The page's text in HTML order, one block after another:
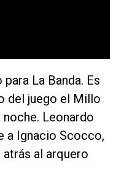
La Banda. Es
del juego el Millo
Leonardo
a Ignacio Scocco,
atrás al arquero